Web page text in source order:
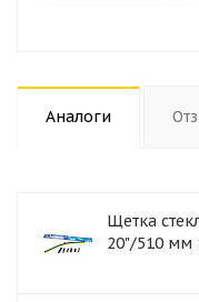
Аналоги
Щетка
20"/510 мм